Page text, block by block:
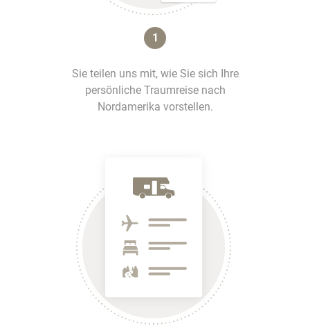
1
Sie teilen uns mit, wie Sie sich Ihre
persönliche Traumreise nach
Nordamerika vorstellen.